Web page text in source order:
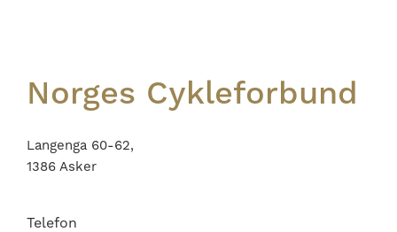
Norges Cykleforbund
Langenga 60-62,
1386 Asker
Telefon